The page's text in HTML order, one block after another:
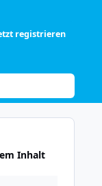
registrieren
Inhalt